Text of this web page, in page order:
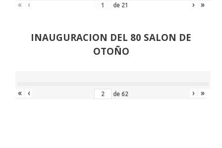
« ‹ de 21 › »
INAUGURACION DEL 80 SALON DE
OTOÑO
« ‹ de 62 › »